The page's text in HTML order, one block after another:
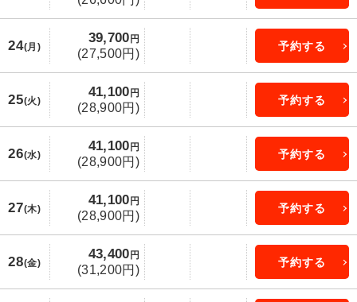
24(月)
39,700 円
(27,500円)
予約する
25(火)
41,100 円
(28,900円)
予約する
26(水)
41,100 円
(28,900円)
予約する
27(木)
41,100 円
(28,900円)
予約する
28(金)
43,400 円
(31,200円)
予約する